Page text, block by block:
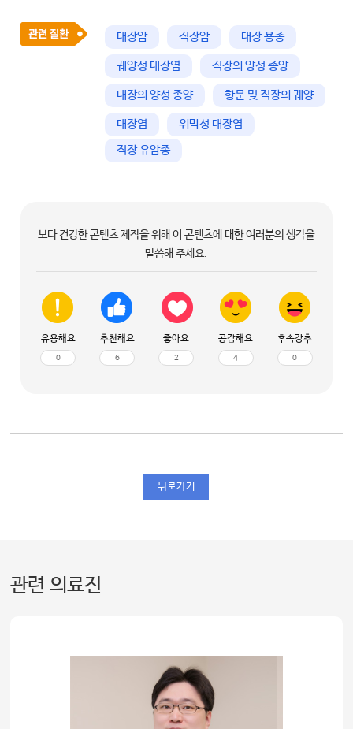
대장암 직장암 대장 용종
궤양성 대장염 직장의 양성 종양
대장의 양성 종양 항문 및 직장의 궤양
대장염
위막성 대장염
직장 유암종
보다 건강한 콘텐츠 제작을 위해 이 콘텐츠에 대한 여러분의 생각을
말씀해 주세요.
유용해요
0
추천해요
6
좋아요
2
공감해요
4
후속강추
0
뒤로가기
관련 의료진